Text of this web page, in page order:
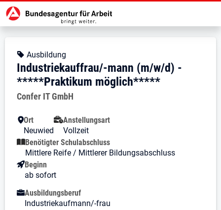
Zur Jobsuche Startseite
Stellendetails zu:
Industriekauffrau/-mann
Industriekauffrau/-mann (m/
Kopfbereich
Angebotsart:
Ausbildung
Industriekauffrau/-mann (m/w/d) -
*****Praktikum möglich*****
Arbeitgeber:
Confer IT GmbH
Besondere Merkmale
Ort
Neuwied
Anstellungsart
Vollzeit
Benötigter Schulabschluss
Mittlere Reife / Mittlerer Bildungsabschluss
Beginn
ab sofort
Ausbildungsberuf
Industriekaufmann/-frau